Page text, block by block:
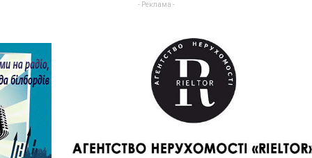
- Реклама -